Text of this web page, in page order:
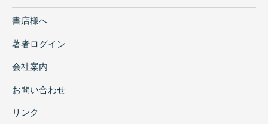
書店様へ
著者ログイン
会社案内
お問い合わせ
リンク